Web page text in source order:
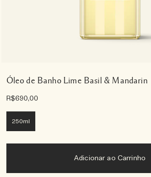
Óleo de Banho Lime Basil & Mandarin
R$690,00
250ml
Adicionar ao Carrinho